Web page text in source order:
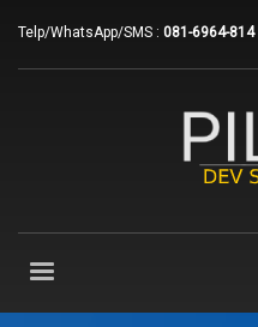
Telp/WhatsApp/SMS : 081-6964-